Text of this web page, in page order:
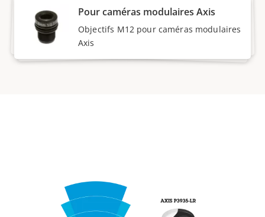
Pour caméras modulaires Axis
Objectifs M12 pour caméras modulaires
Axis